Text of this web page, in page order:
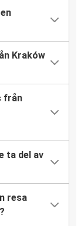
Kraków
från
ta del av
resa